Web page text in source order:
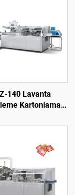
140 Lavanta
Kartonlama